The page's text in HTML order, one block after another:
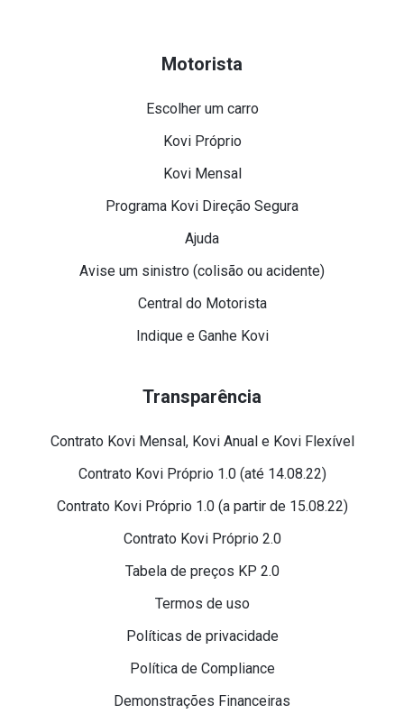
Motorista
Escolher um carro
Kovi Próprio
Kovi Mensal
Programa Kovi Direção Segura
Ajuda
Avise um sinistro (colisão ou acidente)
Central do Motorista
Indique e Ganhe Kovi
Transparência
Contrato Kovi Mensal, Kovi Anual e Kovi Flexível
Contrato Kovi Próprio 1.0 (até 14.08.22)
Contrato Kovi Próprio 1.0 (a partir de 15.08.22)
Contrato Kovi Próprio 2.0
Tabela de preços KP 2.0
Termos de uso
Políticas de privacidade
Política de Compliance
Demonstrações Financeiras